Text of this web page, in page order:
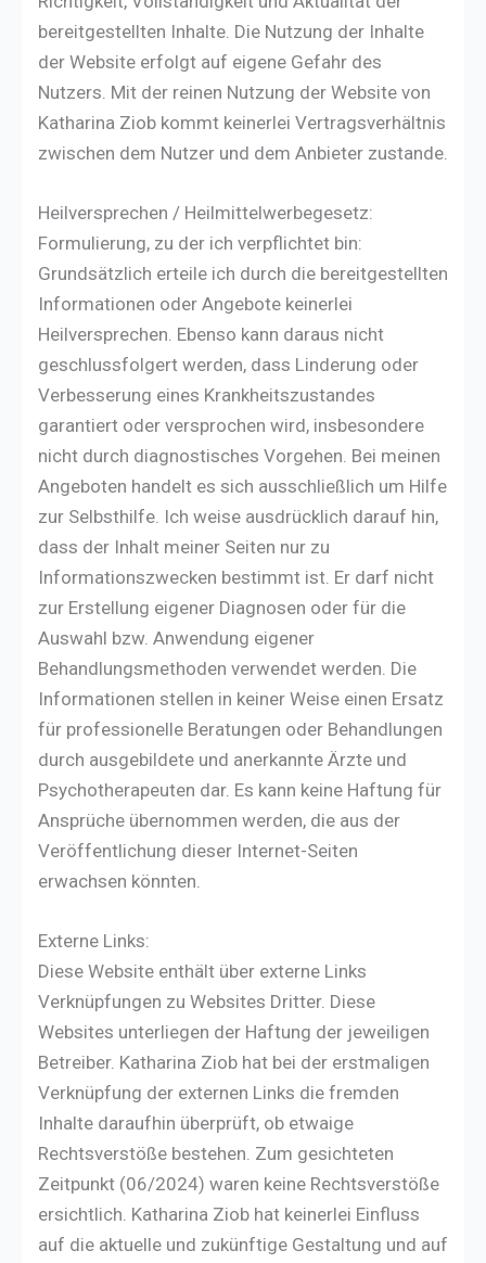
bereitgestellten Inhalte. Die Nutzung der Inhalte
der Website erfolgt auf eigene Gefahr des
Nutzers. Mit der reinen Nutzung der Website von
Katharina Ziob kommt keinerlei Vertragsverhältnis
zwischen dem Nutzer und dem Anbieter zustande.
Heilversprechen / Heilmittelwerbegesetz:
Formulierung, zu der ich verpflichtet bin:
Grundsätzlich erteile ich durch die bereitgestellten
Informationen oder Angebote keinerlei
Heilversprechen. Ebenso kann daraus nicht
geschlussfolgert werden, dass Linderung oder
Verbesserung eines Krankheitszustandes
garantiert oder versprochen wird, insbesondere
nicht durch diagnostisches Vorgehen. Bei meinen
Angeboten handelt es sich ausschließlich um Hilfe
zur Selbsthilfe. Ich weise ausdrücklich darauf hin,
dass der Inhalt meiner Seiten nur zu
Informationszwecken bestimmt ist. Er darf nicht
zur Erstellung eigener Diagnosen oder für die
Auswahl bzw. Anwendung eigener
Behandlungsmethoden verwendet werden. Die
Informationen stellen in keiner Weise einen Ersatz
für professionelle Beratungen oder Behandlungen
durch ausgebildete und anerkannte Ärzte und
Psychotherapeuten dar. Es kann keine Haftung für
Ansprüche übernommen werden, die aus der
Veröffentlichung dieser Internet-Seiten
erwachsen könnten.
Externe Links:
Diese Website enthält über externe Links
Verknüpfungen zu Websites Dritter. Diese
Websites unterliegen der Haftung der jeweiligen
Betreiber. Katharina Ziob hat bei der erstmaligen
Verknüpfung der externen Links die fremden
Inhalte daraufhin überprüft, ob etwaige
Rechtsverstöße bestehen. Zum gesichteten
Zeitpunkt (06/2024) waren keine Rechtsverstöße
ersichtlich. Katharina Ziob hat keinerlei Einfluss
auf die aktuelle und zukünftige Gestaltung und auf